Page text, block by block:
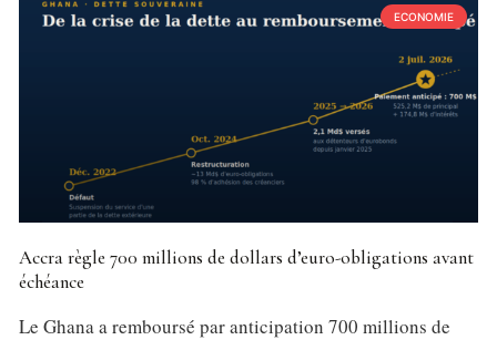
ECONOMIE
Accra règle 700 millions de dollars d’euro-obligations avant
échéance
Le Ghana a remboursé par anticipation 700 millions de